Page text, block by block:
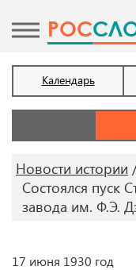
POC
Календарь
Новости истории
Состоялся пуск
завода им. Ф.Э.
17 июня 1930 год